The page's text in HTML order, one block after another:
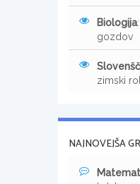
Biologija
gozdov
zimski
NAJNOVEJŠA